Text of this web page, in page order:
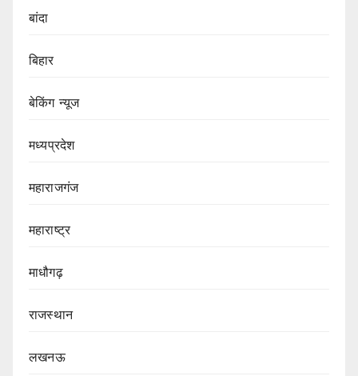
बांदा
बिहार
बेकिंग न्यूज
मध्यप्रदेश
महाराजगंज
महाराष्ट्र
माधौगढ़
राजस्थान
लखनऊ